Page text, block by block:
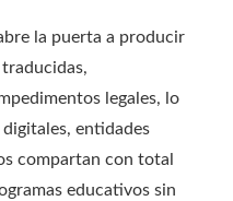
la puerta a producir
legales, lo
entidades
compartan con total
educativos sin